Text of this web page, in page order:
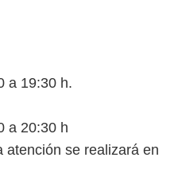
a 19:30 h.
a 20:30 h
atención se realizará en